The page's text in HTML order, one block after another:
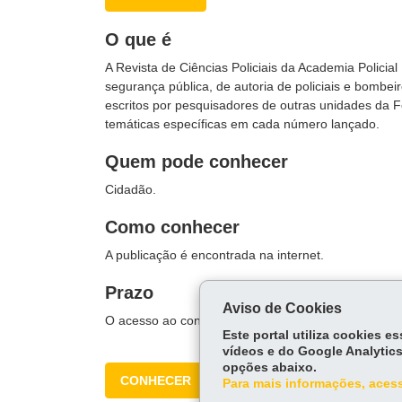
O que é
A Revista de Ciências Policiais da Academia
segurança pública, de autoria de policiais e
escritos por pesquisadores de outras unidades da
temáticas específicas em cada número lançado.
Quem pode conhecer
Cidadão.
Como conhecer
A publicação é encontrada na internet.
Prazo
O acesso ao conteúdo é imediato.
CONHECER
Aviso de Cookies
Este portal utiliza cookies
vídeos e do Google
opções abaixo.
Para mais informações,